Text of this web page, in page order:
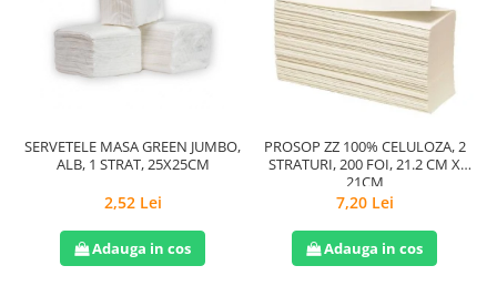
SERVETELE MASA GREEN JUMBO,
ALB, 1 STRAT, 25X25CM
2,52 Lei
Adauga in cos
PROSOP ZZ 100% CELULOZA, 2
STRATURI, 200 FOI, 21.2 CM X
21CM
7,20 Lei
Adauga in cos